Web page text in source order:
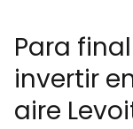
Para
invertir
aire